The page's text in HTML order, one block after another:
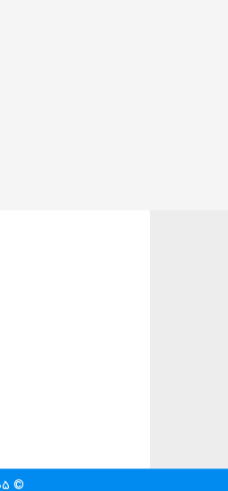
© ۱۳۹۸-۱۴۰۵ استفاده از مطالب سایت تنها با درج لینک مستقیم به آن مطلب مجاز است.‌